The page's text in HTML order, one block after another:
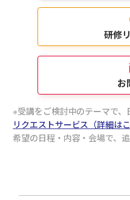
現場マネージャーには
ム全体の管理を求めら
では、現場マネージャ
トを理解するとともに
や部下とのコミュニケ
研修
お
受講をご検討中のテーマで
リクエストサービス（詳細は
希望の日程・内容・会場で、